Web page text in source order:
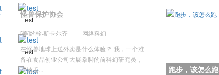
test
test
怪兽保护协会
[美]约翰·斯卡尔齐
网络科幻
在怪兽地球上送外卖是什么体验？ 我，一个准
备在食品创业公司大展拳脚的前科幻研究员，
不慎丢...
跑步，该怎么跑